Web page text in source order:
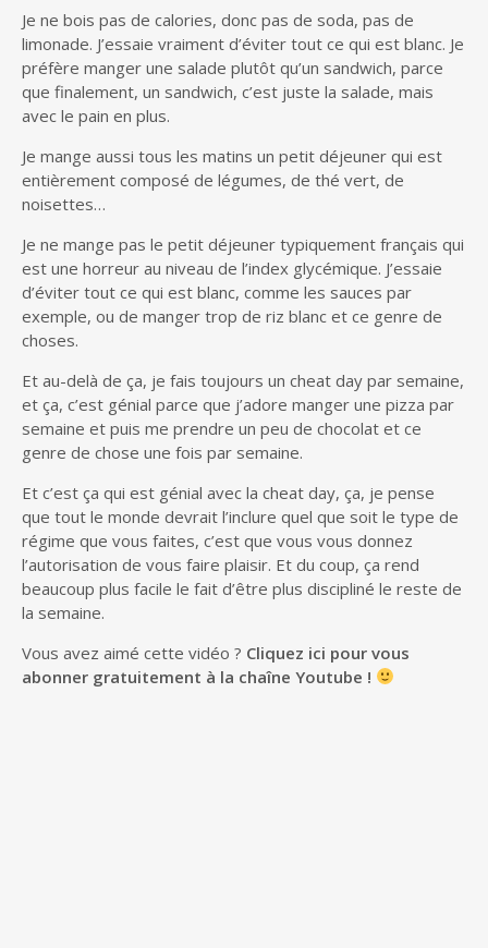
Je ne bois pas de calories, donc pas de soda, pas de
limonade. J’essaie vraiment d’éviter tout ce qui est blanc. Je
préfère manger une salade plutôt qu’un sandwich, parce
que finalement, un sandwich, c’est juste la salade, mais
avec le pain en plus.
Je mange aussi tous les matins un petit déjeuner qui est
entièrement composé de légumes, de thé vert, de
noisettes…
Je ne mange pas le petit déjeuner typiquement français qui
est une horreur au niveau de l’index glycémique. J’essaie
d’éviter tout ce qui est blanc, comme les sauces par
exemple, ou de manger trop de riz blanc et ce genre de
choses.
Et au-delà de ça, je fais toujours un cheat day par semaine,
et ça, c’est génial parce que j’adore manger une pizza par
semaine et puis me prendre un peu de chocolat et ce
genre de chose une fois par semaine.
Et c’est ça qui est génial avec la cheat day, ça, je pense
que tout le monde devrait l’inclure quel que soit le type de
régime que vous faites, c’est que vous vous donnez
l’autorisation de vous faire plaisir. Et du coup, ça rend
beaucoup plus facile le fait d’être plus discipliné le reste de
la semaine.
Vous avez aimé cette vidéo ? Cliquez ici pour vous
abonner gratuitement à la chaîne Youtube !